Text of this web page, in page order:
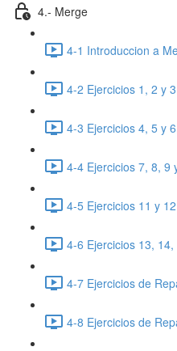
4.- Merge
4-1 Introduccion a
4-2 Ejercicios 1, 2 y
4-3 Ejercicios 4, 5 y
4-4 Ejercicios 7, 8, 9
4-5 Ejercicios 11 y
4-6 Ejercicios 13,
4-7 Ejercicios de
4-8 Ejercicios de